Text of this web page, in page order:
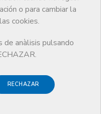
o para cambiar la
cookies.
de anàlisis pulsando
RECHAZAR